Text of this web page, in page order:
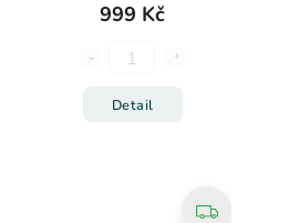
999 Kč
Detail